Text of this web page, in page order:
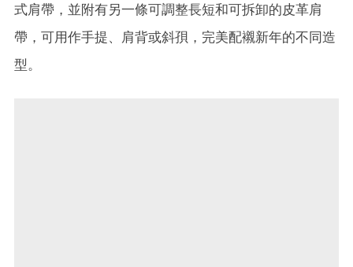
式肩帶，並附有另一條可調整長短和可拆卸的皮革肩
帶，可用作手提、肩背或斜孭，完美配襯新年的不同造
型。